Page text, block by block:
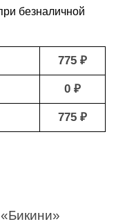
безналичной
775 ₽
0 ₽
775 ₽